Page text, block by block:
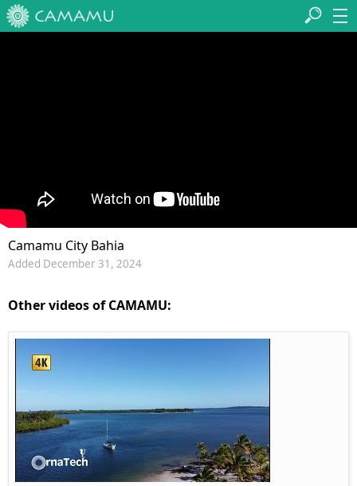
Camamu City Bahia
Added December 31, 2024
Other videos of CAMAMU: